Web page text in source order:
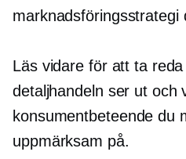
marknadsföringsstrategi
Läs vidare för att ta
detaljhandeln ser ut och
konsumentbeteende du
uppmärksam på.